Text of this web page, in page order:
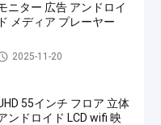
ニター 広告 アンドロイ
ド メディア プレーヤー
置き型LCD広告ディスプレイ
2025-11-20
55インチ フロア 立体
ンドロイド LCD wifi 映